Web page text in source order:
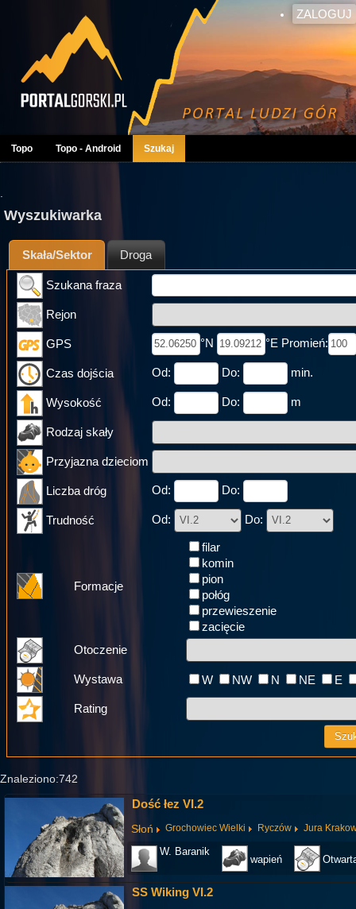
ZALOGUJ
Topo Topo - Android Szukaj
Wyszukiwarka
Skała/Sektor Droga
Szukana fraza
Rejon
GPS °N °E Promień:
Czas dojścia Od: Do: min.
Wysokość Od: Do: m
Rodzaj skały
Przyjazna dzieciom
Liczba dróg Od: Do:
Trudność Od: Do:
Formacje
filar
komin
pion
połóg
przewieszenie
zacięcie
Otoczenie
Wystawa W NW N NE E
Rating
Znaleziono:742
Dość łez VI.2
Słoń Grochowiec Wielki Ryczów Jura
W. Baranik
wapień
SS Wiking VI.2